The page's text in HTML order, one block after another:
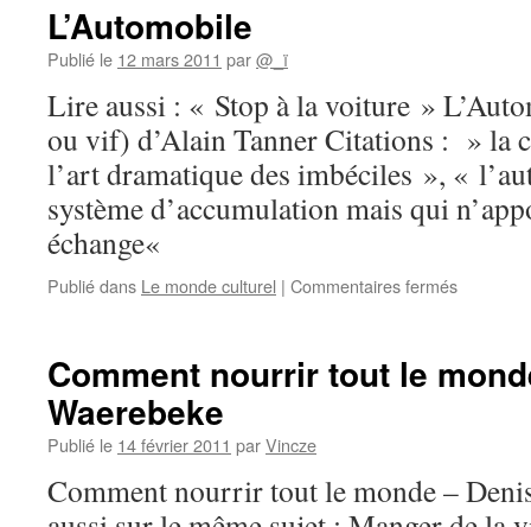
L’Automobile
Publié le 12 mars 2011 par@_ï
Lire aussi : « Stop à la voiture »
ou vif) d’Alain Tanner Citations : » la
l’art dramatique des imbéciles », «
système d’accumulation mais qui
échange«
Publié dans Le monde culturel | Commentaires ferméssur
Comment nourrir tout le
Waerebeke
Publié le 14 février 2011 parVincze
Comment nourrir tout le monde –